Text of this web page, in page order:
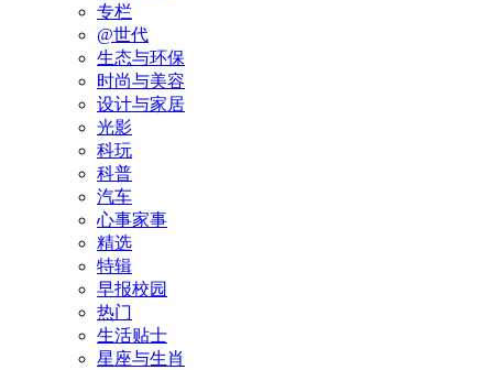
专栏
@世代
生态与环保
时尚与美容
设计与家居
光影
科玩
科普
汽车
心事家事
精选
特辑
早报校园
热门
生活贴士
星座与生肖